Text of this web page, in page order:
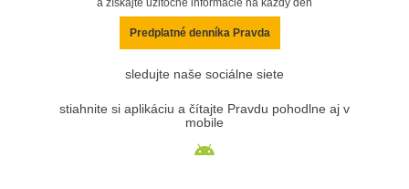
a získajte užitočné informácie na každý deň
Predplatné denníka Pravda
sledujte naše sociálne siete
stiahnite si aplikáciu a čítajte Pravdu pohodlne aj v
mobile